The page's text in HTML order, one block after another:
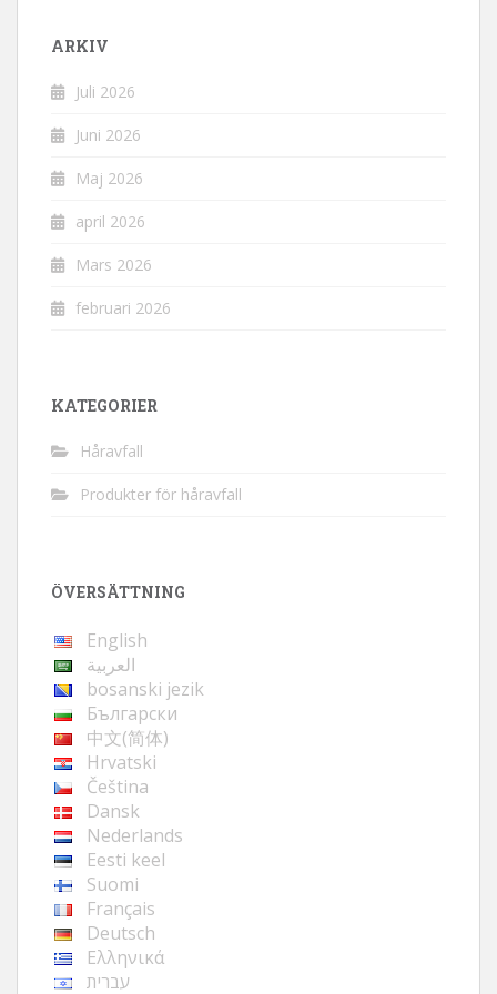
ARKIV
Juli 2026
Juni 2026
Maj 2026
april 2026
Mars 2026
februari 2026
KATEGORIER
Håravfall
Produkter för håravfall
ÖVERSÄTTNING
English
العربية
bosanski jezik
Български
中文(简体)
Hrvatski
Čeština
Dansk
Nederlands
Eesti keel
Suomi
Français
Deutsch
Ελληνικά
עברית